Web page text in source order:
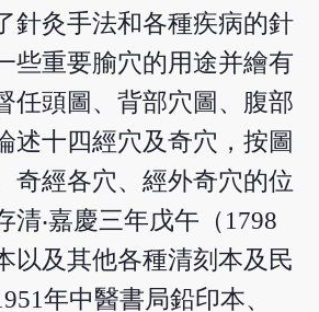
針灸手法和各種疾病的針
些重要腧穴的用途并繪有
任頭圖、背部穴圖、腹部
述十四經穴及奇穴，按圖
奇經各穴、經外奇穴的位
清‧嘉慶三年戊午（1798
以及其他各種清刻本及民
年中醫書局鉛印本、